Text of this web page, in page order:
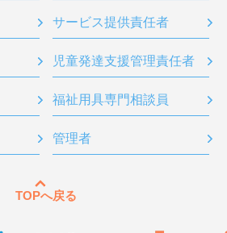
サービス提供責任者
児童発達支援管理責任者
福祉用具専門相談員
管理者
TOPへ戻る